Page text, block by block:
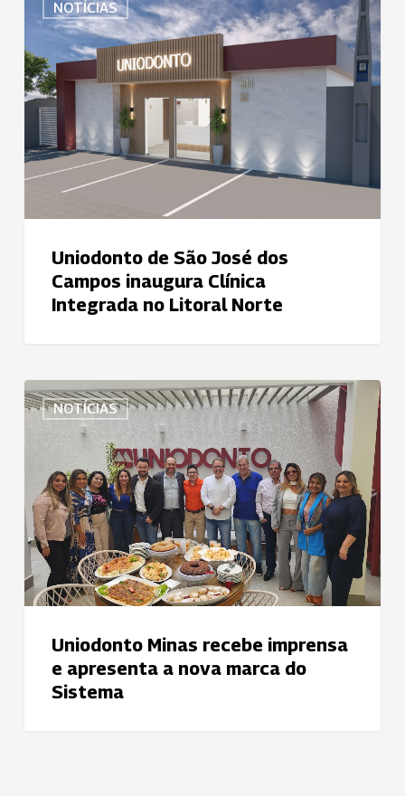
NOTÍCIAS
José
dos
Campos
inaugura
Clínica
Integrada
Litoral
NorteUniodonto de São José dos
Campos inaugura Clínica
Integrada no Litoral Norte
NOTÍCIAS
Uniodonto
Minas
recebe
imprensa
apresenta
a
nova
marca
do
Uniodonto Minas recebe imprensa
e apresenta a nova marca do
Sistema